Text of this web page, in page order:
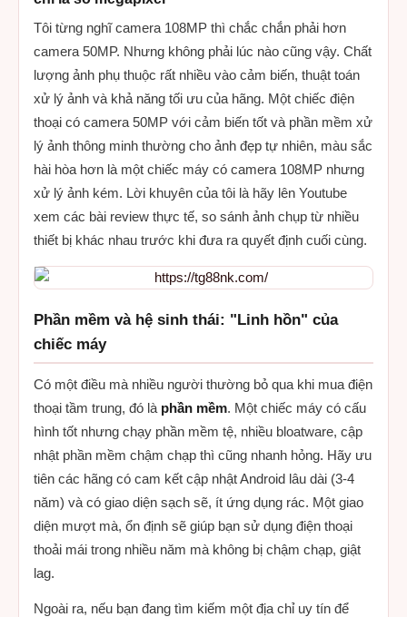
Tôi từng nghĩ camera 108MP thì chắc chắn phải hơn
camera 50MP. Nhưng không phải lúc nào cũng vậy. Chất
lượng ảnh phụ thuộc rất nhiều vào cảm biến, thuật toán
xử lý ảnh và khả năng tối ưu của hãng. Một chiếc điện
thoại có camera 50MP với cảm biến tốt và phần mềm xử
lý ảnh thông minh thường cho ảnh đẹp tự nhiên, màu sắc
hài hòa hơn là một chiếc máy có camera 108MP nhưng
xử lý ảnh kém. Lời khuyên của tôi là hãy lên Youtube
xem các bài review thực tế, so sánh ảnh chụp từ nhiều
thiết bị khác nhau trước khi đưa ra quyết định cuối cùng.
Phần mềm và hệ sinh thái: "Linh hồn" của
chiếc máy
Có một điều mà nhiều người thường bỏ qua khi mua điện
thoại tầm trung, đó là phần mềm. Một chiếc máy có cấu
hình tốt nhưng chạy phần mềm tệ, nhiều bloatware, cập
nhật phần mềm chậm chạp thì cũng nhanh hỏng. Hãy ưu
tiên các hãng có cam kết cập nhật Android lâu dài (3-4
năm) và có giao diện sạch sẽ, ít ứng dụng rác. Một giao
diện mượt mà, ổn định sẽ giúp bạn sử dụng điện thoại
thoải mái trong nhiều năm mà không bị chậm chạp, giật
lag.
Ngoài ra, nếu bạn đang tìm kiếm một địa chỉ uy tín để